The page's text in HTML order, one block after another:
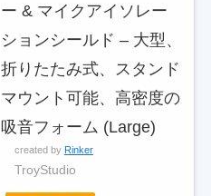
ー & マイクアイソレー
ションシールド – 大型、
折りたたみ式、スタンド
マウント可能、高密度の
吸音フォーム (Large)
created by Rinker
TroyStudio